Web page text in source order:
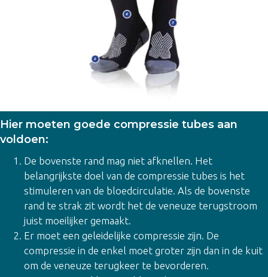
Hier moeten goede compressie tubes aan
voldoen:
De bovenste rand mag niet afknellen. Het
belangrijkste doel van de compressie tubes is het
stimuleren van de bloedcirculatie. Als de bovenste
rand te strak zit wordt het de veneuze terugstroom
juist moeilijker gemaakt.
Er moet een geleidelijke compressie zijn. De
compressie in de enkel moet groter zijn dan in de kuit
om de veneuze terugkeer te bevorderen.